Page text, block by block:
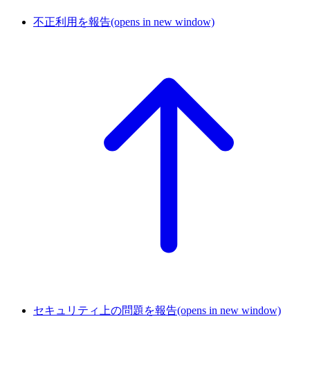
不正利用を報告(opens in new window)
セキュリティ上の問題を報告(opens in new window)